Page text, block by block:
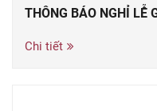
THÔNG BÁO NGHỈ LỄ
Chi tiết